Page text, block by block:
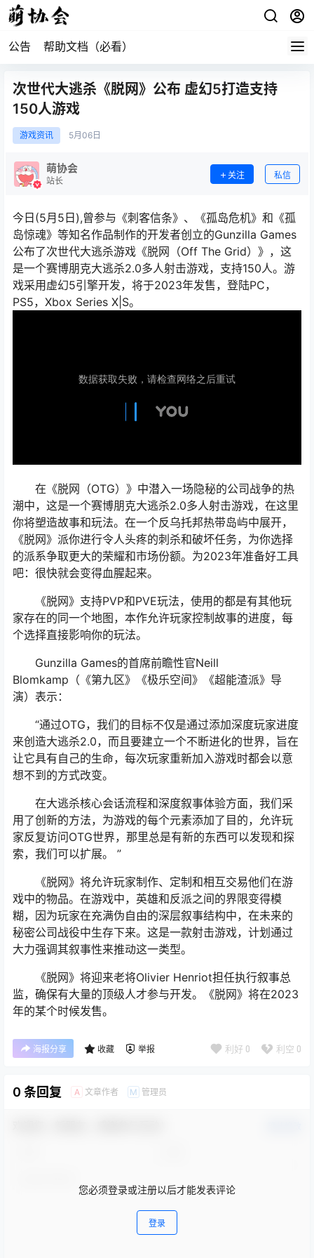
公告 帮助文档（必看）
次世代大逃杀《脱网》公布 虚幻5打造支持
150人游戏
游戏资讯 5月 06日
萌协会
站长
关注 私信
今日(5月5日),曾参与《刺客信条》、《孤岛危机》和《孤
岛惊魂》等知名作品制作的开发者创立的Gunzilla Games
公布了次世代大逃杀游戏《脱网（Off The Grid）》，这
是一个赛博朋克大逃杀2.0多人射击游戏，支持150人。游
戏采用虚幻5引擎开发，将于2023年发售，登陆PC，
PS5，Xbox Series X|S。
在《脱网（OTG）》中潜入一场隐秘的公司战争的热
潮中，这是一个赛博朋克大逃杀2.0多人射击游戏，在这里
你将塑造故事和玩法。在一个反乌托邦热带岛屿中展开，
《脱网》派你进行令人头疼的刺杀和破坏任务，为你选择
的派系争取更大的荣耀和市场份额。为2023年准备好工具
吧：很快就会变得血腥起来。
《脱网》支持PVP和PVE玩法，使用的都是有其他玩
家存在的同一个地图，本作允许玩家控制故事的进度，每
个选择直接影响你的玩法。
Gunzilla Games的首席前瞻性官Neill
Blomkamp（《第九区》《极乐空间》《超能渣派》导
演）表示：
“通过OTG，我们的目标不仅是通过添加深度玩家进度
来创造大逃杀2.0，而且要建立一个不断进化的世界，旨在
让它具有自己的生命，每次玩家重新加入游戏时都会以意
想不到的方式改变。
在大逃杀核心会话流程和深度叙事体验方面，我们采
用了创新的方法，为游戏的每个元素添加了目的，允许玩
家反复访问OTG世界，那里总是有新的东西可以发现和探
索，我们可以扩展。 ”
《脱网》将允许玩家制作、定制和相互交易他们在游
戏中的物品。在游戏中，英雄和反派之间的界限变得模
糊，因为玩家在充满伪自由的深层叙事结构中，在未来的
秘密公司战役中生存下来。这是一款射击游戏，计划通过
大力强调其叙事性来推动这一类型。
《脱网》将迎来老将Olivier Henriot担任执行叙事总
监，确保有大量的顶级人才参与开发。《脱网》将在2023
年的某个时候发售。
海报分享 收藏 举报 利好 0 利空 0
0 条回复 A 文章作者 M 管理员
您必须登录或注册以后才能发表评论
登录